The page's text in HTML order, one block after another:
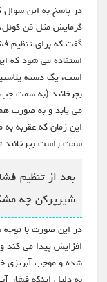
در پاسخ به این
گرمایش مثل فن
گفت که برای تنظیم
استفاده می شود که
است، یک دسته
بچرخانید (به سمت
می یابد و به صورت
سمت راست بچرخانید
بعد از تنظیم
شیرپرکن چه
در این صورت با توجه
شده و موجب آبریزی